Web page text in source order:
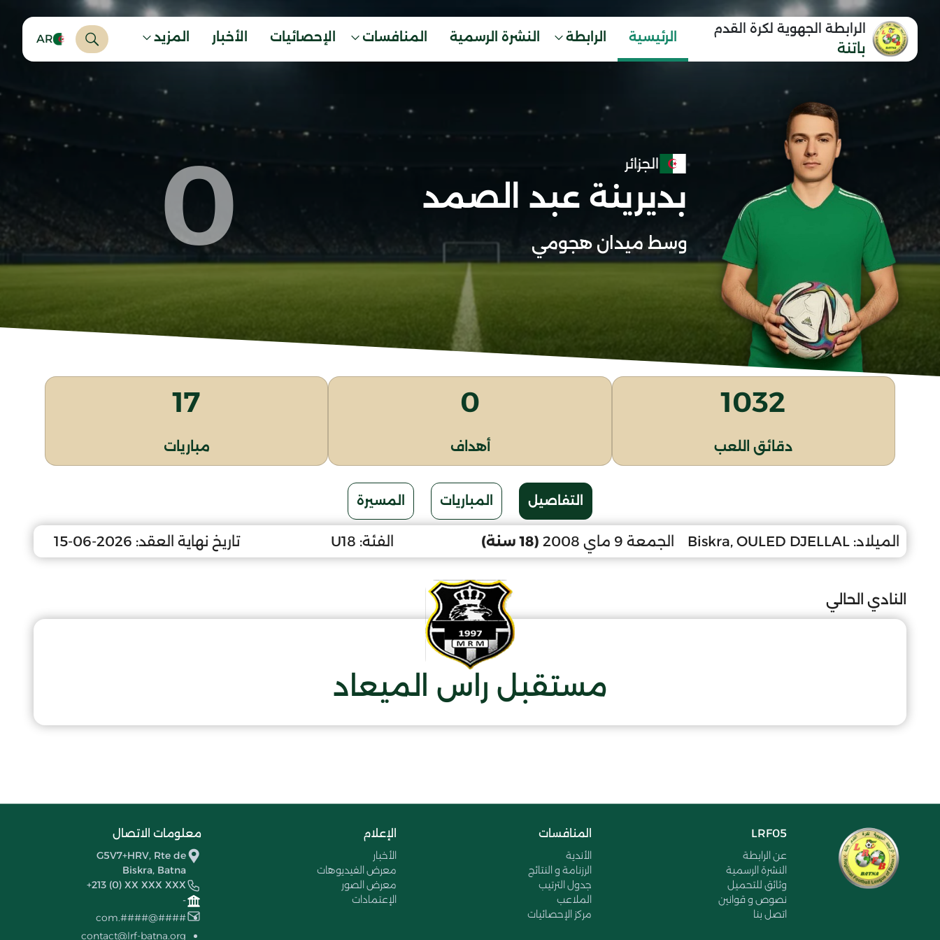
الرابطة الجهوية لكرة القدم
باتنة
الرئيسية الرابطة النشرة الرسمية المنافسات الإحصائيات الأخبار المزيد AR
الجزائر
بديرينة عبد الصمد
وسط ميدان هجومي 0
1032
دقائق اللعب
0
أهداف
17
مباريات
التفاصيل المباريات المسيرة
الميلاد: Biskra, OULED DJELLAL الجمعة 9 ماي 2008 (18 سنة) الفئة: U18 تاريخ نهاية العقد: 2026-06-15
النادي الحالي
مستقبل راس الميعاد
LRF05
عن الرابطة
النشرة الرسمية
وثائق للتحميل
نصوص و قوانين
اتصل بنا
المنافسات
الأندية
الرزنامة و النتائج
جدول الترتيب
الملاعب
مركز الإحصائيات
الإعلام
الأخبار
معرض الفيديوهات
معرض الصور
الإعتمادات
معلومات الاتصال
G5V7+HRV, Rte de
Biskra, Batna
+213 (0) XX XXX XXX
-
####@####.com
contact@lrf-batna.org